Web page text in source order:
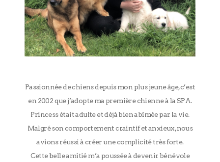
Passionnée de chiens depuis mon plus jeune âge, c’est
en 2002 que j’adopte ma première chienne à la SPA.
Princess était adulte et déjà bien abîmée par la vie.
Malgré son comportement craintif et anxieux, nous
avions réussi à créer une complicité très forte.
Cette belle amitié m’a poussée à devenir bénévole